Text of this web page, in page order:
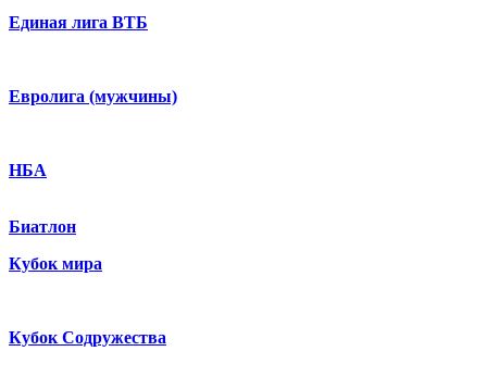
Единая лига ВТБ
Евролига (мужчины)
НБА
Биатлон
Кубок мира
Кубок Содружества